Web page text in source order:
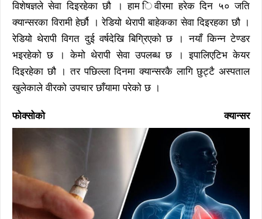
विशेषज्ञले सेवा दिइरहेका छौ । हाम िवीरमा हरेक दिन ५० जति
क्यान्सरका विरामी हेर्छौ । रेडियो थेरापी बाहेकका सेवा दिइरहका छौ ।
रेडियो थेरापी विगत दुई वर्षदेखि बिग्रिएको छ । नयाँ किन्न टेण्डर
भइरहेको छ । केमो थेरापी सेवा उपलब्ध छ । इपालिएटिभ केयर
दिइरहेका छौ । तर पछिल्ला दिनमा क्यान्सरकै लागि छुट्टै अस्पताल
खुलेकाले वीरको उपचार छाँयामा परेको छ ।
फोक्सोको क्यान्सर